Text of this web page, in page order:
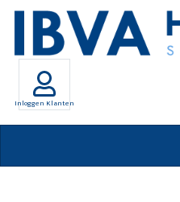
Inloggen Klanten